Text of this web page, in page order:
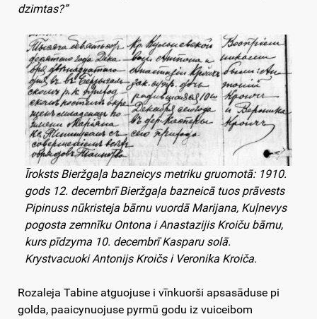
dzimtas?”
Īroksts Bieržgaļa bazneicys metriku gruomotā: 1910.
gods 12. decembrī Bieržgaļa bazneicā tuos prāvests
Pipinuss nūkristeja bārnu vuordā Marijana, Kuļnevys
pogosta zemnīku Ontona i Anastazijis Kroiču bārnu,
kurs pīdzyma 10. decembrī Kasparu solā.
Krystvacuoki Antonijs Kroičs i Veronika Kroiča.
Rozaleja Tabine atguojuse i vīnkuorši apsasāduse pi
golda, paaicynuojuse pyrmū godu iz vuiceibom